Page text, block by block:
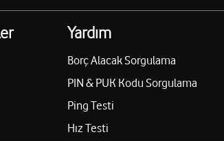
Yardım
Borç Alacak Sorgulama
PIN & PUK Kodu Sorgulama
Ping Testi
Hız Testi